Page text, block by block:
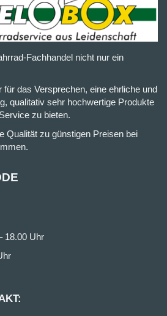
Fachhandel nicht nur ein
das Versprechen, eine ehrliche und
qualitativ sehr hochwertige Produkte
zu bieten.
Qualität zu günstigen Preisen bei
18.00 Uhr